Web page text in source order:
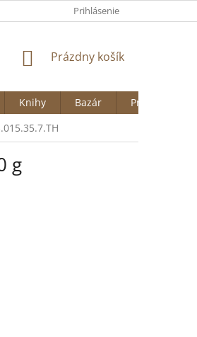
OBCHODNÉ PODMIENKY
Prihlásenie
NÁKUPNÝ
Prázdny košík
Knihy Bazár
Predávané
g